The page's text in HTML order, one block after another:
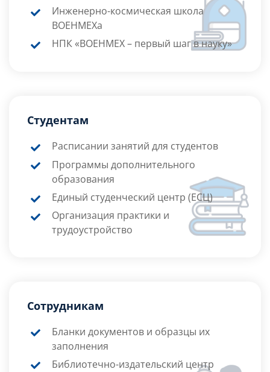
Инженерно-космическая школа
ВОЕНМЕХа
НПК «ВОЕНМЕХ – первый шаг в науку»
Студентам
Расписании занятий для студентов
Программы дополнительного
образования
Единый студенческий центр (ЕСЦ)
Организация практики и
трудоустройство
Сотрудникам
Бланки документов и образцы их
заполнения
Библиотечно-издательский центр